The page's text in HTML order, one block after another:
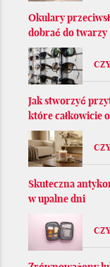
Okulary
dobrać do twarzy
Jak stworzyć
które całkowicie
Skuteczna
w upalne dni